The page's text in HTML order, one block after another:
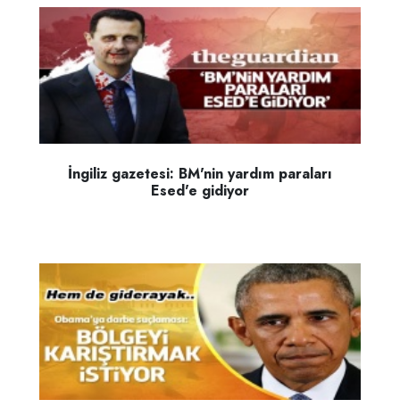
İngiliz gazetesi: BM'nin yardım paraları
Esed'e gidiyor